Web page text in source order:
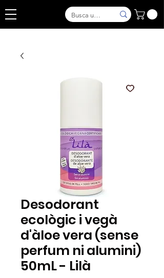
Desodorant
ecològic i vegà
d'àloe vera (sense
perfum ni alumini)
50mL - Lilà